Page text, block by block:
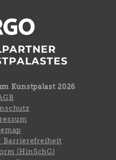
Kunstpalast 2026
Barrierefreiheit
(HinSchG)